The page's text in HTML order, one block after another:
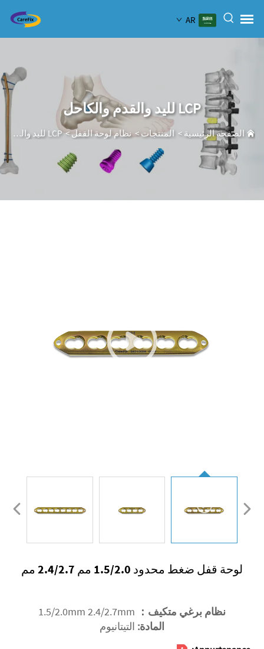
AR
LCP لليد والقدم والكاحل
الصفحة الرئيسية >المنتجات>نظام لوحة القفل>LCP لليد والقدم والكاحل
لوحة قفل ضغط محدود 1.5/2.0 مم 2.4/2.7 مم
نظام برغي متكيف： 1.5/2.0mm 2.4/2.7mm
المادة: التيتانيوم